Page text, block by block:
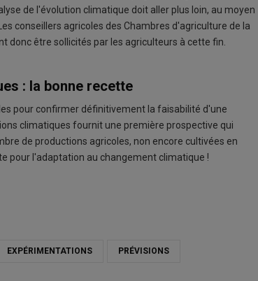
de l'évolution climatique doit aller plus loin, au moyen
conseillers agricoles des Chambres d'agriculture de la
donc être sollicités par les agriculteurs à cette fin.
: la bonne recette
pour confirmer définitivement la faisabilité d'une
climatiques fournit une première prospective qui
de productions agricoles, non encore cultivées en
pour l'adaptation au changement climatique !
EXPÉRIMENTATIONS PRÉVISIONS